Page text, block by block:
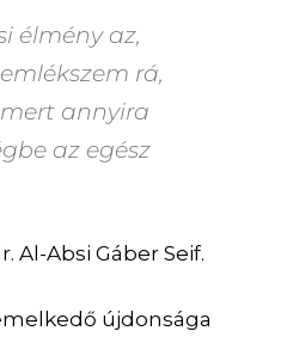
élmény az,
rá,
annyira
az egész
Al-Absi Gáber Seif.
újdonsága